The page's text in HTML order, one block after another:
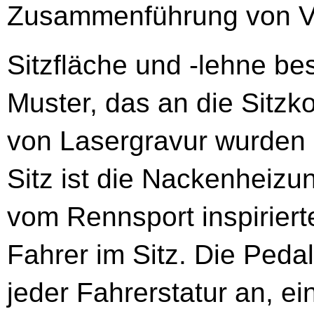
Zusammenführung von
Sitzfläche und -lehne
Muster, das an die
von Lasergravur
Sitz ist die
vom Rennsport
Fahrer im Sitz. Die
jeder Fahrerstatur an,